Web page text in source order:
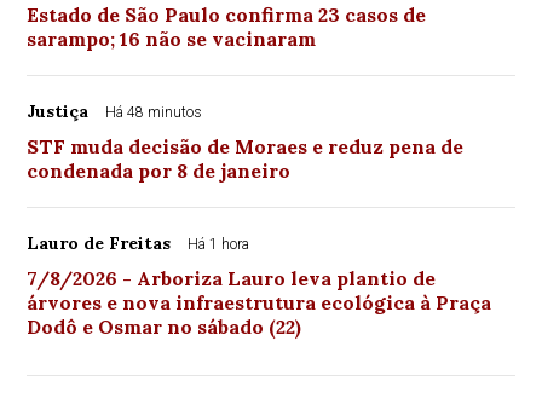
Estado de São Paulo confirma 23 casos de
sarampo; 16 não se vacinaram
Justiça Há 48 minutos
STF muda decisão de Moraes e reduz pena de
condenada por 8 de janeiro
Lauro de Freitas Há 1 hora
7/8/2026 - Arboriza Lauro leva plantio de
árvores e nova infraestrutura ecológica à Praça
Dodô e Osmar no sábado (22)